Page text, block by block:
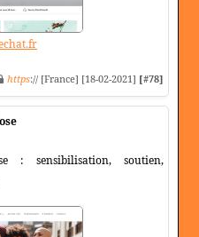
https:// [France] [18-02-2021] [#78]
: sensibilisation, soutien,